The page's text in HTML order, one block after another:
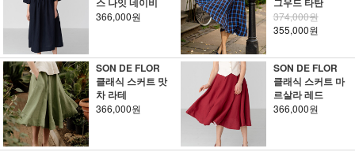
366,000원
374,000원
355,000원
SON DE FLOR
클래식 스커트 맛
차 라테
366,000원
SON DE FLOR
클래식 스커트 마
르살라 레드
366,000원